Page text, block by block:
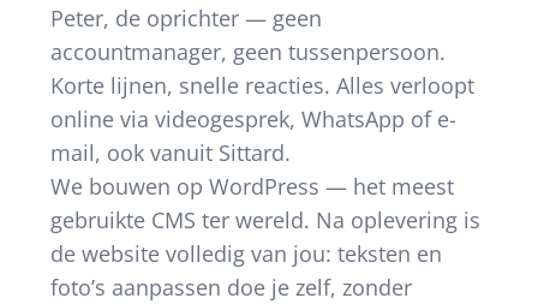
Peter, de oprichter — geen
accountmanager, geen tussenpersoon.
Korte lijnen, snelle reacties. Alles verloopt
online via videogesprek, WhatsApp of e-
mail, ook vanuit Sittard.
We bouwen op WordPress — het meest
gebruikte CMS ter wereld. Na oplevering is
de website volledig van jou: teksten en
foto’s aanpassen doe je zelf, zonder